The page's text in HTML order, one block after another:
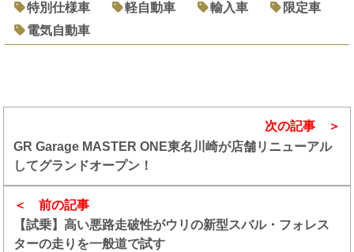
特別仕様車
軽自動車 輸入車
限定車
電気自動車
前の記事
【試乗】高い悪路走破性がウリの新型スバル・フォレス
ターの走りを一般道で試す
次の記事
GR Garage MASTER ONE東名川崎が店舗リニューアル
してグランドオープン！